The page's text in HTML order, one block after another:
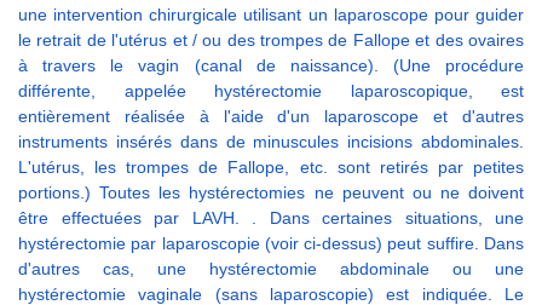
une intervention chirurgicale utilisant un laparoscope pour guider
le retrait de l'utérus et / ou des trompes de Fallope et des ovaires
à travers le vagin (canal de naissance). (Une procédure
différente, appelée hystérectomie laparoscopique, est
entièrement réalisée à l'aide d'un laparoscope et d'autres
instruments insérés dans de minuscules incisions abdominales.
L'utérus, les trompes de Fallope, etc. sont retirés par petites
portions.) Toutes les hystérectomies ne peuvent ou ne doivent
être effectuées par LAVH. . Dans certaines situations, une
hystérectomie par laparoscopie (voir ci-dessus) peut suffire. Dans
d'autres cas, une hystérectomie abdominale ou une
hystérectomie vaginale (sans laparoscopie) est indiquée. Le